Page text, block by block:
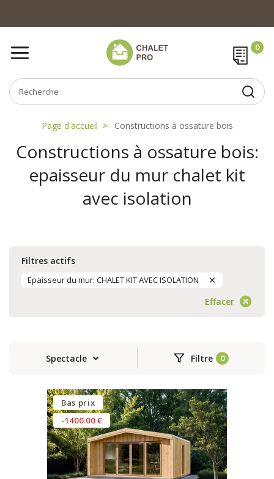
Page d'accueil Constructions à ossature bois
Constructions à ossature bois:
epaisseur du mur chalet kit
avec isolation
Filtres actifs
Epaisseur du mur: CHALET KIT AVEC ISOLATION
Effacer
Spectacle Filtre
Bas prix
-1400.00 €